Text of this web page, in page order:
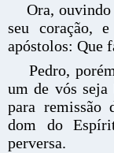
Ora, ouvindo
seu coração,
apóstolos: Que
Pedro,
um de vós seja
para remissão
dom do
perversa.